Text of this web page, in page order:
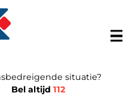
situatie?
Bel altijd112